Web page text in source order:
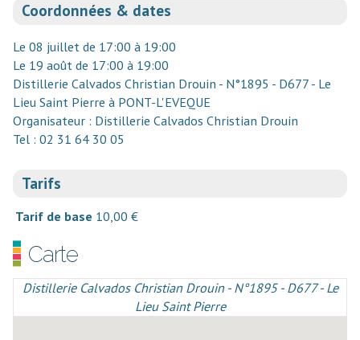
Coordonnées & dates
Le 08 juillet de 17:00 à 19:00
Le 19 août de 17:00 à 19:00
Distillerie Calvados Christian Drouin - N°1895 - D677 - Le
Lieu Saint Pierre à PONT-L'EVEQUE
Organisateur : Distillerie Calvados Christian Drouin
Tel : 02 31 64 30 05
Tarifs
Tarif de base 10,00 €
Carte
Distillerie Calvados Christian Drouin - N°1895 - D677 - Le
Lieu Saint Pierre